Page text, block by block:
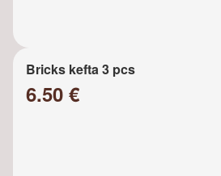
Bricks kefta 3 pcs
6.50 €